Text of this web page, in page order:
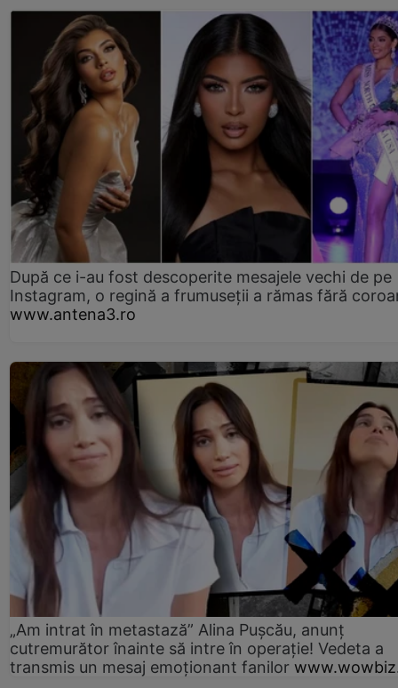
După ce i-au fost descoperite mesajele vechi de pe
Instagram, o regină a frumuseții a rămas fără
www.antena3.ro
„Am intrat în metastază” Alina Pușcău, anunț
cutremurător înainte să intre în operație! Vedeta a
transmis un mesaj emoționant fanilor